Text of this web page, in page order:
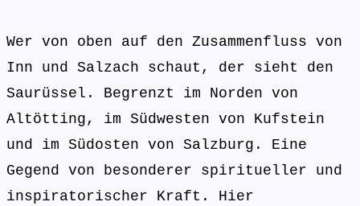
Wer von oben auf den Zusammenfluss von
Inn und Salzach schaut, der sieht den
Saurüssel. Begrenzt im Norden von
Altötting, im Südwesten von Kufstein
und im Südosten von Salzburg. Eine
Gegend von besonderer spiritueller und
inspiratorischer Kraft. Hier